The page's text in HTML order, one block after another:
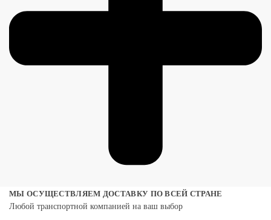
МЫ ОСУЩЕСТВЛЯЕМ ДОСТАВКУ ПО ВСЕЙ СТРАНЕ
Любой транспортной компанией на ваш выбор